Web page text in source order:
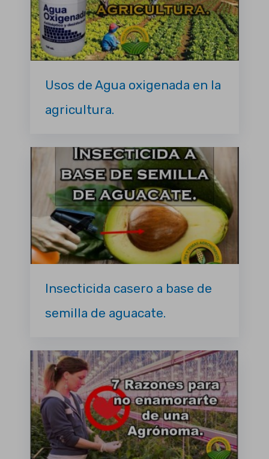
Usos de Agua oxigenada en la
agricultura.
Insecticida casero a base de
semilla de aguacate.